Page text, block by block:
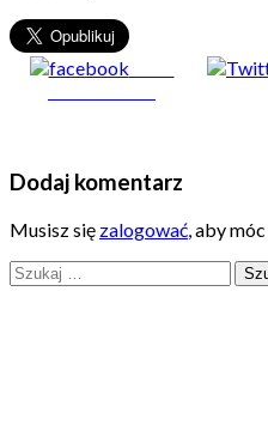
Dodaj komentarz
Musisz się zalogować, aby
Szukaj: